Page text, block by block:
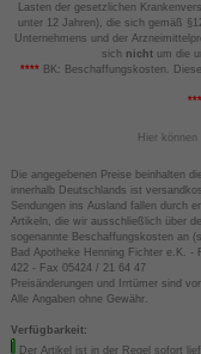
Lasten der gesetzlichen
unter 12 Jahren), die sich gemäß
Unternehmens und der
sich nicht um die
****BK: Beschaffungskosten.
Hier
Die angegebenen Preise beinhalten
innerhalb Deutschlands ist
Sendungen ins Ausland fallen durch
Artikeln, die wir ausschließlich über
sogenannte Beschaffungskosten an
Bad Apotheke Henning Fichter e.K. -
422 - Fax 05424 / 21 64 47
Preisänderungen und Irrtümer sind
Alle Angaben ohne Gewähr.
Verfügbarkeit:
Der Artikel ist in der Regel sofort